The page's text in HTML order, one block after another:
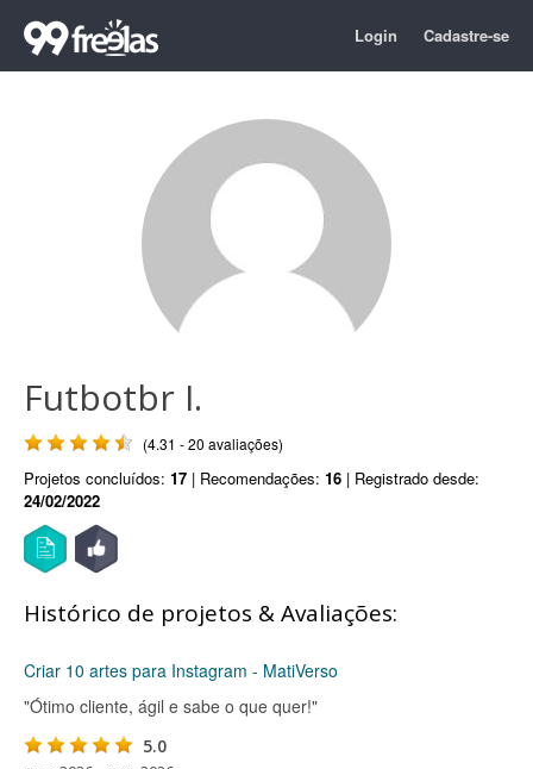
Login Cadastre-se
Futbotbr I.
(4.31 - 20 avaliações)
Projetos concluídos: 17 | Recomendações: 16 | Registrado desde:
24/02/2022
Histórico de projetos & Avaliações:
Criar 10 artes para Instagram - MatiVerso
"Ótimo cliente, ágil e sabe o que quer!"
5.0